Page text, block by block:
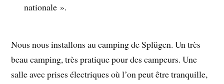
nationale ».
Nous nous installons au camping de Splügen. Un très
beau camping, très pratique pour des campeurs. Une
salle avec prises électriques où l’on peut être tranquille,